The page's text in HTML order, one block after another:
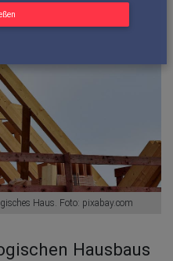
Haus. Foto: pixabay.com
Hausbaus